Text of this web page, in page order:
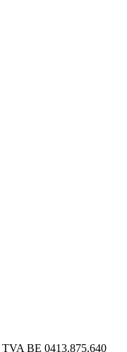
TVA BE 0413.875.640